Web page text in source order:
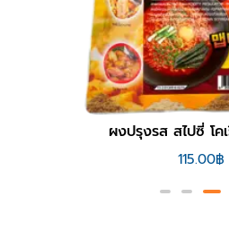
ผงปรุงรส สไปซี่ โค
115.00฿